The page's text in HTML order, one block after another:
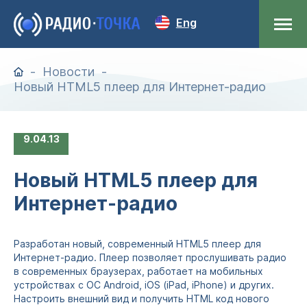
Eng
Новости
Новый HTML5 плеер для Интернет-радио
9 04.13
Новый HTML5 плеер для
Интернет-радио
Разработан новый, современный HTML5 плеер для
Интернет-радио. Плеер позволяет прослушивать радио
в современных браузерах, работает на мобильных
устройствах c ОС Android, iOS (iPad, iPhone) и других.
Настроить внешний вид и получить HTML код нового